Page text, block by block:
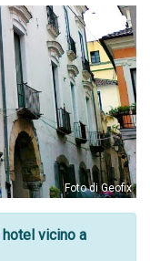
Foto di Geofix
hotel vicino a